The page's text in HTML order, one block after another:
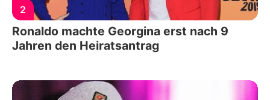
2
Ronaldo machte Georgina erst nach 9
Jahren den Heiratsantrag